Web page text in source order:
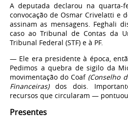
A deputada declarou na quarta-
convocação de Osmar Crivelatti e
assinam as mensagens. Feghali
caso ao Tribunal de Contas da
Tribunal Federal (STF) e à PF.
— Ele era presidente à época,
Pedimos a quebra de sigilo da
movimentação do Coaf (Conselho
Financeiras)dos dois.
recursos que circularam — pontuou.
Presentes